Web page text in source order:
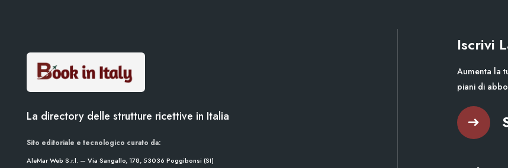
La directory delle strutture ricettive in Italia
Sito editoriale e tecnologico curato da:
AleMar Web S.r.l. — Via Sangallo, 178, 53036 Poggibonsi (SI)
Iscrivi
Aumenta la
piani di